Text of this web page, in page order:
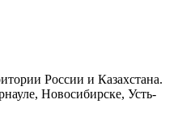
России и Казахстана.
Новосибирске, Усть-